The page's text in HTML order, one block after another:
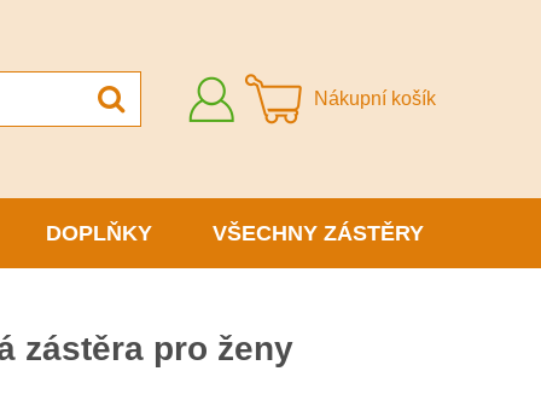
Přihlásit
se
Nákupní košík
DOPLŇKY VŠECHNY ZÁSTĚRY
zástěra pro ženy